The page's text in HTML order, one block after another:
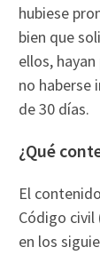
hubiese
bien que
ellos,
no haberse
de 30 días.
¿Qué
El
Código
en los